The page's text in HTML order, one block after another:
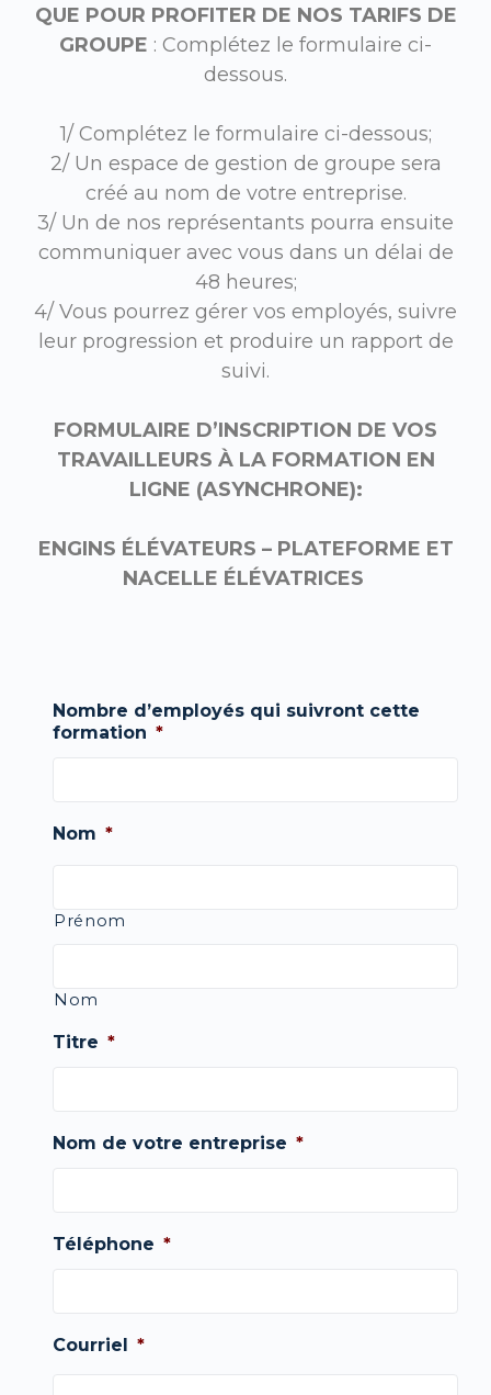
QUE POUR PROFITER DE NOS TARIFS DE
GROUPE : Complétez le formulaire ci-
dessous.
1/ Complétez le formulaire ci-dessous;
2/ Un espace de gestion de groupe sera
créé au nom de votre entreprise.
3/ Un de nos représentants pourra ensuite
communiquer avec vous dans un délai de
48 heures;
4/ Vous pourrez gérer vos employés, suivre
leur progression et produire un rapport de
suivi.
FORMULAIRE D’INSCRIPTION DE VOS
TRAVAILLEURS À LA FORMATION EN
LIGNE (ASYNCHRONE):
ENGINS ÉLÉVATEURS – PLATEFORME ET
NACELLE ÉLÉVATRICES
Nombre d’employés qui suivront cette
formation *
Nom *
Prénom
Nom
Titre *
Nom de votre entreprise *
Téléphone *
Courriel *